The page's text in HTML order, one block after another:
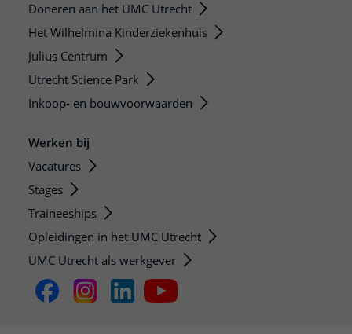
Doneren aan het UMC Utrecht
Het Wilhelmina Kinderziekenhuis
Julius Centrum
Utrecht Science Park
Inkoop- en bouwvoorwaarden
Werken bij
Vacatures
Stages
Traineeships
Opleidingen in het UMC Utrecht
UMC Utrecht als werkgever